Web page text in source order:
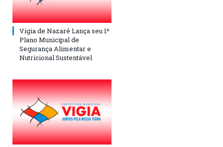
Vigia de Nazaré Lança seu 1º
Plano Municipal de
Segurança Alimentar e
Nutricional Sustentável